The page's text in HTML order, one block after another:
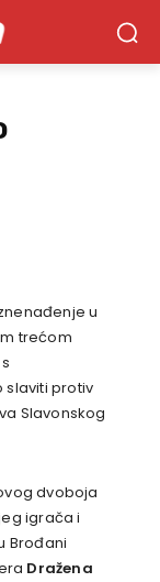
u
trećom
slaviti protiv
Slavonskog
dvoboja
igrača i
Brođani
Dražena